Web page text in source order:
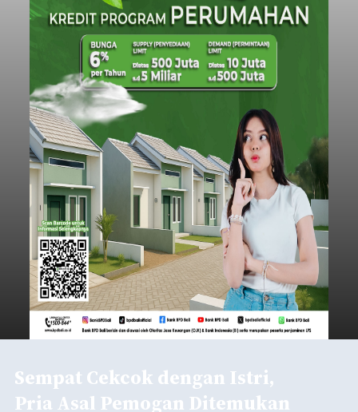
balitribune.co.id I Gianyar -Seorang pria asal
Lingkungan Dalem, Pemogan, Denpasar Selatan,
Kota Denpasar, yang diketahui bernama I Kadek
Dedi Wiranata (35), ditemukan tidak bernyawa di
pesisir Pantai Purnama, Sukawati.
Sebelum ditemukan meninggal dunia, korban
sempat memberitahukan lokasi terakhirnya
melalui pesan singkat WhatsApp dan juga
mengirimkan foto dua botol pembersih lantai ke
istrinya.
Gianyar
Submitted by contributor Thu, 08/06/2026 - 21:06
Baca Selengkapnya
Sambut HUT RI, Rutan Bangli
Gratis